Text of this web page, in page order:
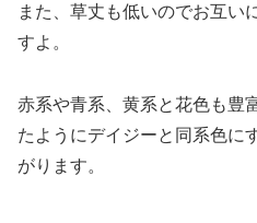
また、草丈も低いのでお互い
すよ。
赤系や青系、黄系と花色も豊
たようにデイジーと同系色に
がります。